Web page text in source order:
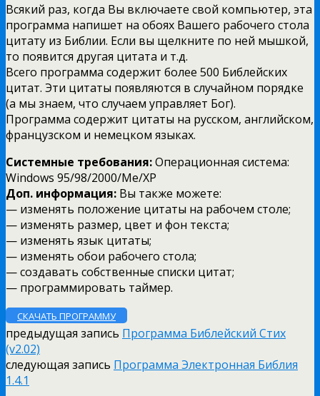
Всякий раз, когда Вы включаете свой компьютер, эта
программа напишет на обоях Вашего рабочего стола
цитату из Библии. Если вы щелкните по ней мышкой,
то появится другая цитата и т.д.
Всего программа содержит более 500 Библейских
цитат. Эти цитаты появляются в случайном порядке
(а мы знаем, что случаем управляет Бог).
Программа содержит цитаты на русском, английском,
французском и немецком языках.
Системные требования:Операционная система:
Windows 95/98/2000/Me/XP
Доп. информация: Вы также можете:
— изменять положение цитаты на рабочем столе;
— изменять размер, цвет и фон текста;
— изменять язык цитаты;
— изменять обои рабочего стола;
— создавать собственные списки цитат;
— программировать таймер.
СКАЧАТЬ ПРОГРАММУ
предыдущая запись Программа Библейский Cтих
(v2.02)
следующая запись Программа Электронная Библия
1.4.1